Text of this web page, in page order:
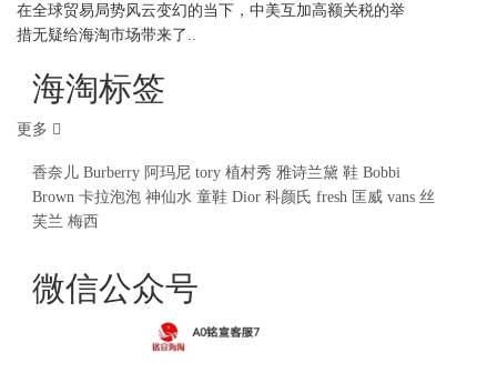
在全球贸易局势风云变幻的当下，中美互加高额关税的举
措无疑给海淘市场带来了..
海淘标签
更多
香奈儿 Burberry 阿玛尼 tory 植村秀 雅诗兰黛 鞋 Bobbi
Brown 卡拉泡泡 神仙水 童鞋 Dior 科颜氏 fresh 匡威 vans 丝
芙兰 梅西
微信公众号